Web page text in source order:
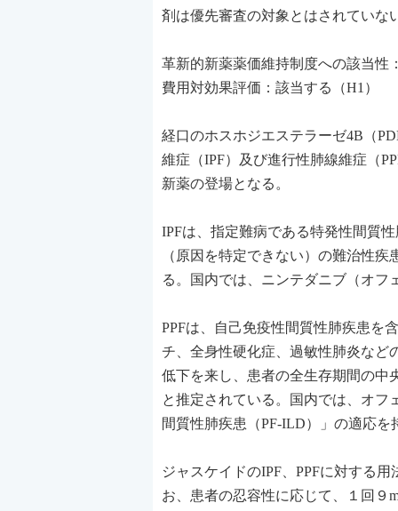
剤は優先審査の対象とはされていな
革新的新薬薬価維持制度への該当性
費用対効果評価：該当する（H1）
経口のホスホジエステラーゼ4B（
維症（IPF）及び進行性肺線維症（
新薬の登場となる。
IPFは、指定難病である特発性間質
（原因を特定できない）の難治性
る。国内では、ニンテダニブ（オフ
PPFは、自己免疫性間質性肺疾患を
チ、全身性硬化症、過敏性肺炎など
低下を来し、患者の全生存期間の中
と推定されている。国内では、オ
間質性肺疾患（PF-ILD）」の適応を
ジャスケイドのIPF、PPFに対する
お、患者の忍容性に応じて、１回９